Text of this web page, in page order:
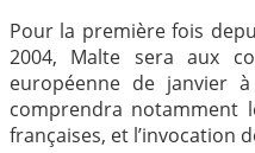
Pour la première fois
2004, Malte sera aux
européenne de janvier
comprendra notamment
françaises, et l’invocation